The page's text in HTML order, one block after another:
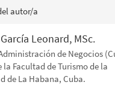
autor/a
Leonard, MSc.
de Negocios
la Facultad de Turismo de la
de La Habana, Cuba.